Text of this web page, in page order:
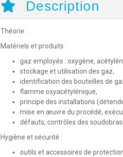
Description
Théorie :
Matériels et produits :
gaz employés : oxygène,
stockage et utilisation des gaz,
identification des bouteilles de
flamme oxyacétylénique,
principe des installations
mise en œuvre du procédé,
défauts, contrôles des
Hygiène et sécurité :
outils et accessoires de